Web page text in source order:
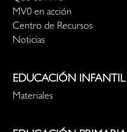
MV0 en acción
Centro de Recursos
Noticias
EDUCACIÓN INFANTIL
Materiales